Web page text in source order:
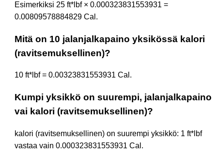
Esimerkiksi 25 ft*lbf × 0.000323831553931 =
0.00809578884829 Cal.
Mitä on 10 jalanjalkapaino yksikössä kalori
(ravitsemuksellinen)?
10 ft*lbf = 0.00323831553931 Cal.
Kumpi yksikkö on suurempi, jalanjalkapaino
vai kalori (ravitsemuksellinen)?
kalori (ravitsemuksellinen) on suurempi yksikkö: 1 ft*lbf
vastaa vain 0.000323831553931 Cal.